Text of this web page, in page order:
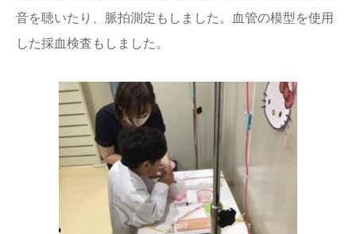
音を聴いたり、脈拍測定もしました。血管の模型を使用
した採血検査もしました。